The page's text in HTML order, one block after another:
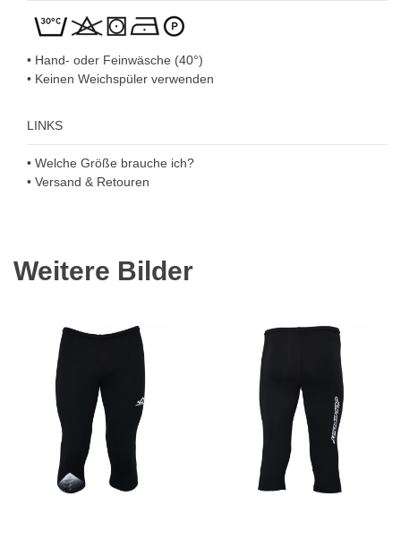
• Hand- oder Feinwäsche (40°)
• Keinen Weichspüler verwenden
LINKS
• Welche Größe brauche ich?
• Versand & Retouren
Weitere Bilder